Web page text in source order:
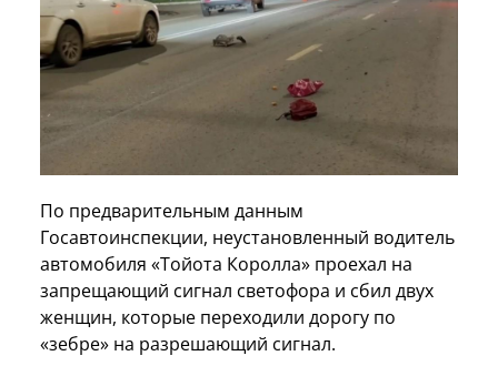
По предварительным данным
Госавтоинспекции, неустановленный водитель
автомобиля «Тойота Королла» проехал на
запрещающий сигнал светофора и сбил двух
женщин, которые переходили дорогу по
«зебре» на разрешающий сигнал.